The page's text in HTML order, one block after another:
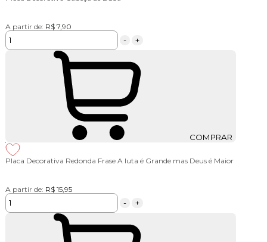
A partir de: R$ 7,90
- +
COMPRAR
Placa Decorativa Redonda Frase A luta é Grande mas Deus é Maior
A partir de: R$ 15,95
- +